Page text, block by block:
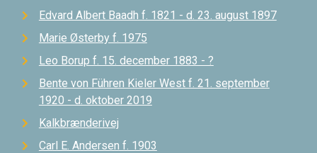
Edvard Albert Baadh f. 1821 - d. 23. august 1897
Marie Østerby f. 1975
Leo Borup f. 15. december 1883 - ?
Bente von Führen Kieler West f. 21. september
1920 - d. oktober 2019
Kalkbrænderivej
Carl E. Andersen f. 1903